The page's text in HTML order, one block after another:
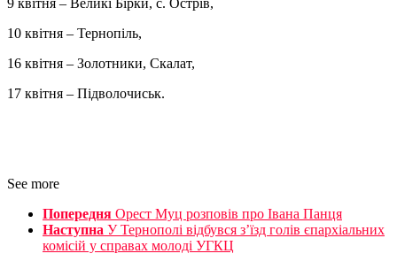
9 квітня – Великі Бірки, с. Острів,
10 квітня – Тернопіль,
16 квітня – Золотники, Скалат,
17 квітня – Підволочиськ.
See more
Попередня Орест Муц розповів про Івана Панця
Наступна У Тернополі відбувся з’їзд голів єпархіальних
комісій у справах молоді УГКЦ